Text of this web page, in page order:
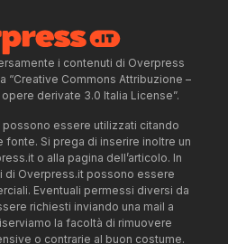
i contenuti di Overpress
“Creative Commons Attribuzione –
derivate 3.0 Italia License”.
essere utilizzati citando
Si prega di inserire inoltre un
o alla pagina dell’articolo. In
di Overpress.it possono essere
Eventuali permessi diversi da
richiesti inviando una mail a
la facoltà di rimuovere
o contrarie al buon costume.